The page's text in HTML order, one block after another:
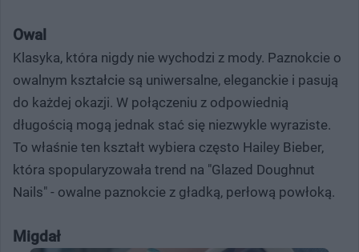
Owal
Klasyka, która nigdy nie wychodzi z mody. Paznokcie o
owalnym kształcie są uniwersalne, eleganckie i pasują
do każdej okazji. W połączeniu z odpowiednią
długością mogą jednak stać się niezwykle wyraziste.
To właśnie ten kształt wybiera często Hailey Bieber,
która spopularyzowała trend na "Glazed Doughnut
Nails" - owalne paznokcie z gładką, perłową powłoką.
Migdał